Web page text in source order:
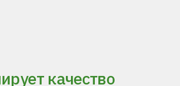
качество